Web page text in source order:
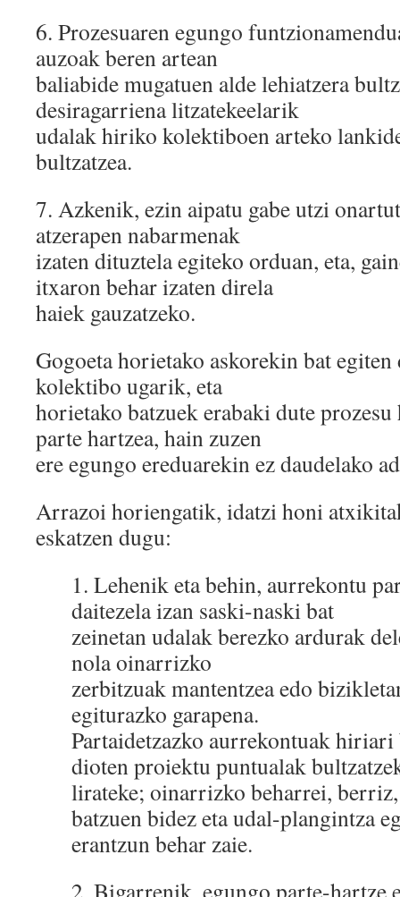
6.​ Prozesuaren egungo
auzoak beren artean
baliabide mugatuen alde lehiatzera
desiragarriena litzatekeelarik
udalak hiriko kolektiboen arteko
bultzatzea.
7.​ Azkenik, ezin aipatu gabe utzi
atzerapen nabarmenak
izaten dituztela egiteko orduan, eta,
itxaron behar izaten direla
haiek gauzatzeko.
Gogoeta horietako askorekin bat
kolektibo ugarik, eta
horietako batzuek erabaki dute
parte hartzea, hain zuzen
ere egungo ereduarekin ez daudelako
Arrazoi horiengatik, idatzi honi
eskatzen dugu:
1.​ Lehenik eta behin, aurrekontu
daitezela izan saski-naski bat
zeinetan udalak berezko ardurak
nola oinarrizko
zerbitzuak mantentzea edo
egiturazko garapena.
Partaidetzazko aurrekontuak
dioten proiektu puntualak
lirateke; oinarrizko beharrei,
batzuen bidez eta udal-plangintza
erantzun behar zaie.
2.​ Bigarrenik, egungo parte-hartze